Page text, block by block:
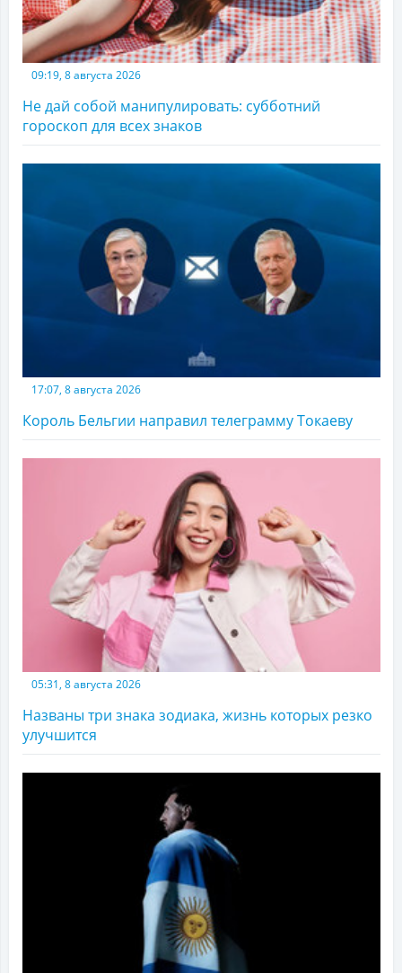
09:19, 8 августа 2026
Не дай собой манипулировать: субботний
гороскоп для всех знаков
17:07, 8 августа 2026
Король Бельгии направил телеграмму Токаеву
05:31, 8 августа 2026
Названы три знака зодиака, жизнь которых резко
улучшится